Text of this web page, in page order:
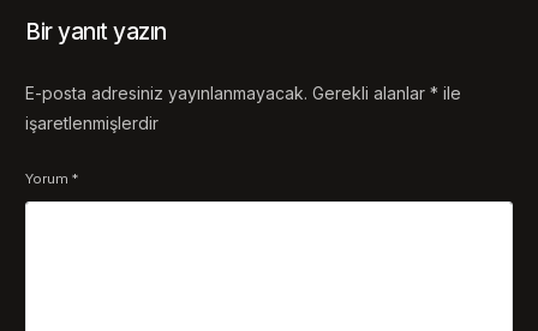
Bir yanıt yazın
E-posta adresiniz yayınlanmayacak. Gerekli alanlar* ile
işaretlenmişlerdir
Yorum*